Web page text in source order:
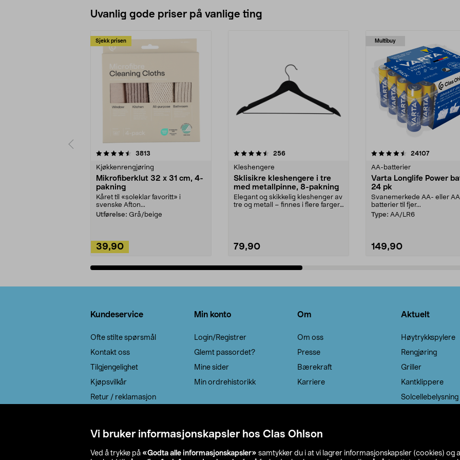
Vi bruker informasjonskapsler hos Clas Ohlson
Ved å trykke på «Godta alle informasjonskapsler» samtykker du i at vi lagrer informasjonskapsler (cookies) og
Uvanlig gode priser på vanlige ting
Sjekk prisen
3813
Kjøkkenrengjøring
Mikrofiberklut 32 x 31 cm, 4-
pakning
Kåret til «soleklar favoritt» i
svenske Afton...
Utførelse: Grå/beige
39,90
4.5av 5 stjerner 256anmeldelser
Kleshengere
Sklisikre kleshengere i tre
med metallpinne, 8-pakning
Elegant og skikkelig kleshenger av
tre og metall – finnes i flere farger.
79,90
Multibuy
4.5av 5 stjerner 24107
AA-batterier
Varta Longlife Power
24 pk
Svanemerkede AA- eller
batterier til fjer...
Type: AA/LR6
149,90
4.5av 5 stjerner
Kundeservice
Ofte stilte spørsmål
Kontakt oss
Tilgjengelighet
Kjøpsvilkår
Retur / reklamasjon
Min konto
Login/Registrer
Glemt passordet?
Mine sider
Min ordrehistorikk
Om
Om oss
Presse
Bærekraft
Karriere
Aktuelt
Høytrykkspylere
Rengjøring
Griller
Kantklippere
Solcellebelysning